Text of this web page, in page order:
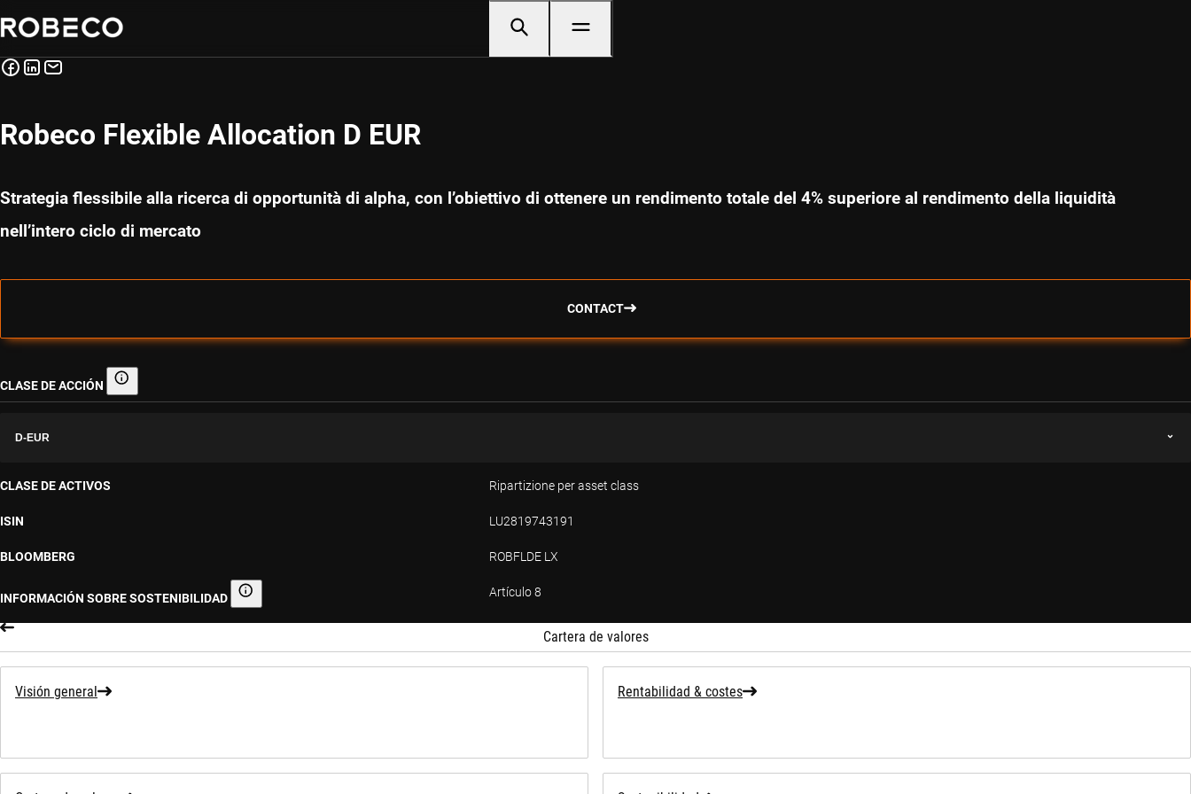
Robeco Flexible Allocation D EUR
Strategia flessibile alla ricerca di opportunità di alpha, con l’obiettivo di ottenere un rendimento totale del 4% superiore al rendimento della liquidità
nell’intero ciclo di mercato
CONTACT
CLASE DE ACCIÓN Clase de acción
D-EUR
CLASE DE ACTIVOS Ripartizione per asset class
ISIN LU2819743191
BLOOMBERG ROBFLDE LX
INFORMACIÓN SOBRE SOSTENIBILIDAD Información sobre sostenibilidad Artículo 8
Cartera de valores
Visión general Rentabilidad & costes